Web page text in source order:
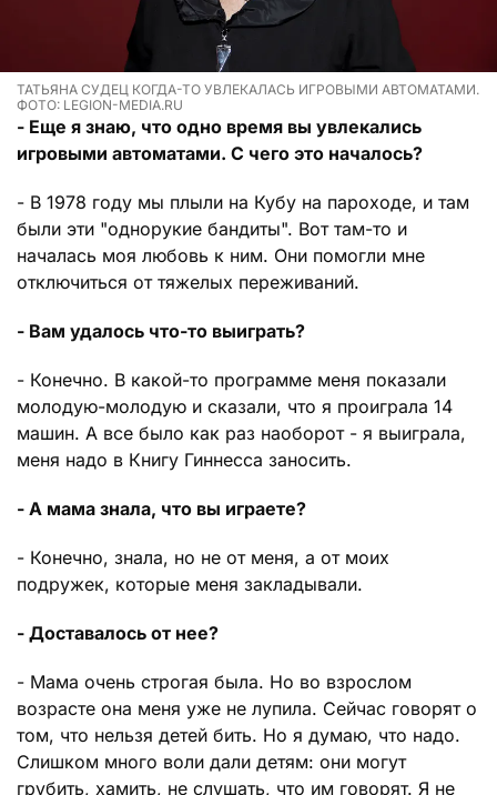
ТАТЬЯНА СУДЕЦ КОГДА-ТО УВЛЕКАЛАСЬ ИГРОВЫМИ АВТОМАТАМИ.
ФОТО: LEGION-MEDIA.RU
- Еще я знаю, что одно время вы увлекались
игровыми автоматами. С чего это началось?
- В 1978 году мы плыли на Кубу на пароходе, и там
были эти "однорукие бандиты". Вот там-то и
началась моя любовь к ним. Они помогли мне
отключиться от тяжелых переживаний.
- Вам удалось что-то выиграть?
- Конечно. В какой-то программе меня показали
молодую-молодую и сказали, что я проиграла 14
машин. А все было как раз наоборот - я выиграла,
меня надо в Книгу Гиннесса заносить.
- А мама знала, что вы играете?
- Конечно, знала, но не от меня, а от моих
подружек, которые меня закладывали.
- Доставалось от нее?
- Мама очень строгая была. Но во взрослом
возрасте она меня уже не лупила. Сейчас говорят о
том, что нельзя детей бить. Но я думаю, что надо.
Слишком много воли дали детям: они могут
грубить, хамить, не слушать, что им говорят. Я не